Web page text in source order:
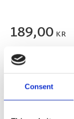
Consent
189,00 KR
FLER FÄRGER